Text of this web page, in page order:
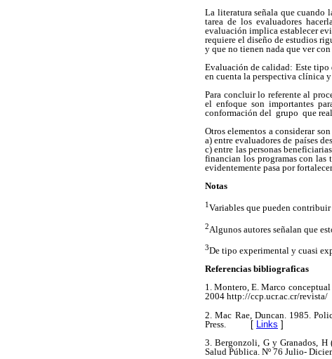
La literatura señala que cuando
tarea de los evaluadores
evaluación implica establecer
requiere el diseño de estudios
y que no tienen nada que ver con
Evaluación de calidad: Este tipo
en cuenta la perspectiva clínica
Para concluir lo referente al
el enfoque son importantes
conformación del grupo que
Otros elementos a considerar
a) entre evaluadores de países
c) entre las personas
financian los programas con las
evidentemente pasa por
Notas
1Variables que pueden
2Algunos autores señalan que
3De tipo experimental y cuasi
Referencias bibliograficas
1. Montero, E. Marco
2004 http://ccp.ucr.ac.cr/revista/
2. Mac Rae, Duncan. 1985.
Press.
[ Links ]
3. Bergonzoli, G y Granados,
Salud Pública. Nº 76 Julio-